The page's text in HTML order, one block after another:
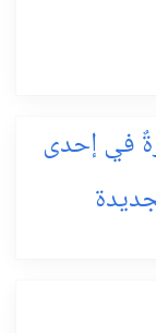
في إحدى